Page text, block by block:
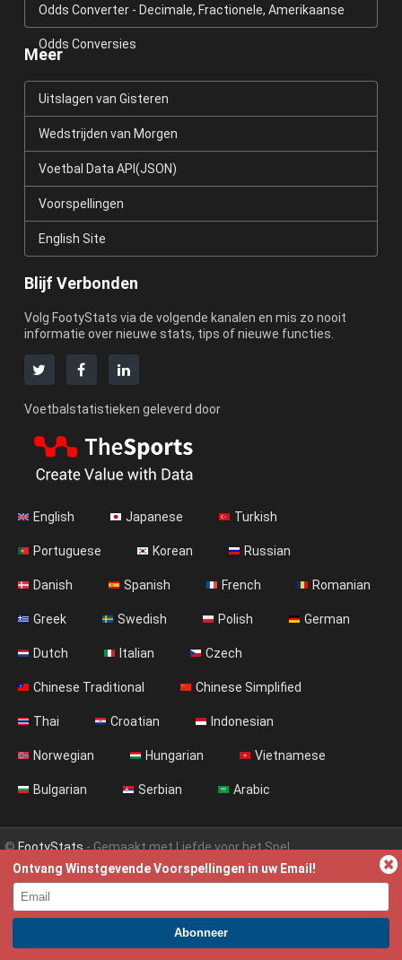
Odds Converter - Decimale, Fractionele, Amerikaanse
Odds Conversies
Meer
Uitslagen van Gisteren
Wedstrijden van Morgen
Voetbal Data API(JSON)
Voorspellingen
English Site
Blijf Verbonden
Volg FootyStats via de volgende kanalen en mis zo nooit
informatie over nieuwe stats, tips of nieuwe functies.
Voetbalstatistieken geleverd door
English Japanese Turkish
Portuguese Korean Russian
Danish Spanish French Romanian
Greek Swedish Polish German
Dutch Italian Czech
Chinese Traditional Chinese Simplified
Thai Croatian Indonesian
Norwegian Hungarian Vietnamese
Bulgarian Serbian Arabic
©FootyStats- Gemaakt met Liefde voor het Spel
Contacteer Ons
Over ons Help Privacy Policy
Terms & Conditions (English)
News (English)
WORD PREMIUM EN PROFITEER NU!
Ontvang Winstgevende Voorspellingen in uw Email!